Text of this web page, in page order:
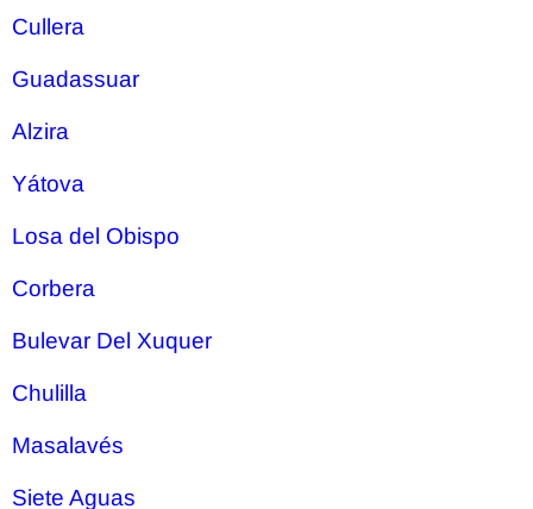
Cullera
Guadassuar
Alzira
Yátova
Losa del Obispo
Corbera
Bulevar Del Xuquer
Chulilla
Masalavés
Siete Aguas